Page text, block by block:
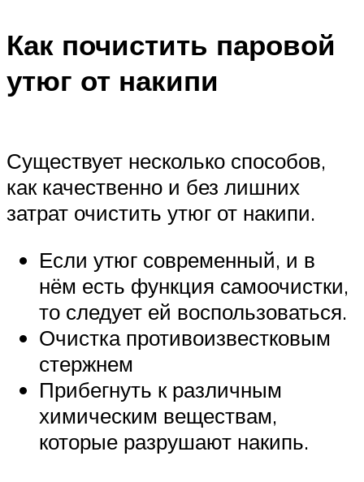
Как почистить паровой
утюг от накипи
Существует несколько способов,
как качественно и без лишних
затрат очистить утюг от накипи.
Если утюг современный, и в
нём есть функция самоочистки,
то следует ей воспользоваться.
Очистка противоизвестковым
стержнем
Прибегнуть к различным
химическим веществам,
которые разрушают накипь.